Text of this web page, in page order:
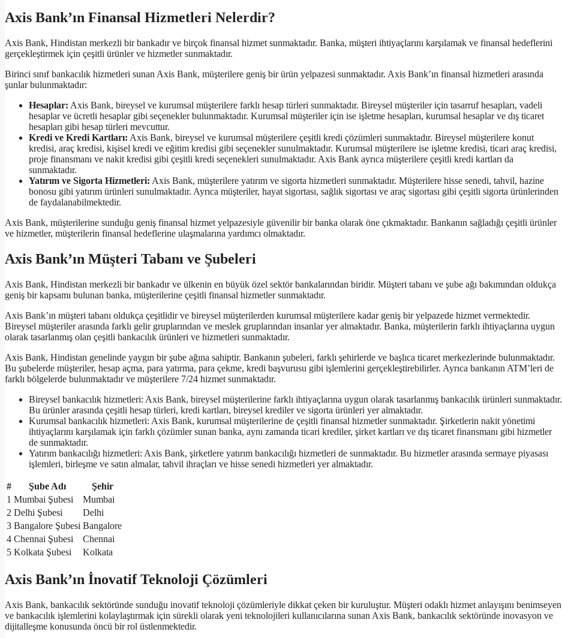
Axis Bank’ın Finansal Hizmetleri Nelerdir?
Axis Bank, Hindistan merkezli bir bankadır ve birçok finansal hizmet sunmaktadır. Banka, müşteri ihtiyaçlarını karşılamak ve finansal hedeflerini
gerçekleştirmek için çeşitli ürünler ve hizmetler sunmaktadır.
Birinci sınıf bankacılık hizmetleri sunan Axis Bank, müşterilere geniş bir ürün yelpazesi sunmaktadır. Axis Bank’ın finansal hizmetleri arasında
şunlar bulunmaktadır:
Hesaplar: Axis Bank, bireysel ve kurumsal müşterilere farklı hesap türleri sunmaktadır. Bireysel müşteriler için tasarruf hesapları, vadeli
hesaplar ve ücretli hesaplar gibi seçenekler bulunmaktadır. Kurumsal müşteriler için ise işletme hesapları, kurumsal hesaplar ve dış ticaret
hesapları gibi hesap türleri mevcuttur.
Kredi ve Kredi Kartları: Axis Bank, bireysel ve kurumsal müşterilere çeşitli kredi çözümleri sunmaktadır. Bireysel müşterilere konut
kredisi, araç kredisi, kişisel kredi ve eğitim kredisi gibi seçenekler sunulmaktadır. Kurumsal müşterilere ise işletme kredisi, ticari araç kredisi,
proje finansmanı ve nakit kredisi gibi çeşitli kredi seçenekleri sunulmaktadır. Axis Bank ayrıca müşterilere çeşitli kredi kartları da
sunmaktadır.
Yatırım ve Sigorta Hizmetleri: Axis Bank, müşterilere yatırım ve sigorta hizmetleri sunmaktadır. Müşterilere hisse senedi, tahvil, hazine
bonosu gibi yatırım ürünleri sunulmaktadır. Ayrıca müşteriler, hayat sigortası, sağlık sigortası ve araç sigortası gibi çeşitli sigorta ürünlerinden
de faydalanabilmektedir.
Axis Bank, müşterilerine sunduğu geniş finansal hizmet yelpazesiyle güvenilir bir banka olarak öne çıkmaktadır. Bankanın sağladığı çeşitli ürünler
ve hizmetler, müşterilerin finansal hedeflerine ulaşmalarına yardımcı olmaktadır.
Axis Bank’ın Müşteri Tabanı ve Şubeleri
Axis Bank, Hindistan merkezli bir bankadır ve ülkenin en büyük özel sektör bankalarından biridir. Müşteri tabanı ve şube ağı bakımından oldukça
geniş bir kapsamı bulunan banka, müşterilerine çeşitli finansal hizmetler sunmaktadır.
Axis Bank’ın müşteri tabanı oldukça çeşitlidir ve bireysel müşterilerden kurumsal müşterilere kadar geniş bir yelpazede hizmet vermektedir.
Bireysel müşteriler arasında farklı gelir gruplarından ve meslek gruplarından insanlar yer almaktadır. Banka, müşterilerin farklı ihtiyaçlarına uygun
olarak tasarlanmış olan çeşitli bankacılık ürünleri ve hizmetleri sunmaktadır.
Axis Bank, Hindistan genelinde yaygın bir şube ağına sahiptir. Bankanın şubeleri, farklı şehirlerde ve başlıca ticaret merkezlerinde bulunmaktadır.
Bu şubelerde müşteriler, hesap açma, para yatırma, para çekme, kredi başvurusu gibi işlemlerini gerçekleştirebilirler. Ayrıca bankanın ATM’leri de
farklı bölgelerde bulunmaktadır ve müşterilere 7/24 hizmet sunmaktadır.
Bireysel bankacılık hizmetleri: Axis Bank, bireysel müşterilerine farklı ihtiyaçlarına uygun olarak tasarlanmış bankacılık ürünleri sunmaktadır.
Bu ürünler arasında çeşitli hesap türleri, kredi kartları, bireysel krediler ve sigorta ürünleri yer almaktadır.
Kurumsal bankacılık hizmetleri: Axis Bank, kurumsal müşterilerine de çeşitli finansal hizmetler sunmaktadır. Şirketlerin nakit yönetimi
ihtiyaçlarını karşılamak için farklı çözümler sunan banka, aynı zamanda ticari krediler, şirket kartları ve dış ticaret finansmanı gibi hizmetler
de sunmaktadır.
Yatırım bankacılığı hizmetleri: Axis Bank, şirketlere yatırım bankacılığı hizmetleri de sunmaktadır. Bu hizmetler arasında sermaye piyasası
işlemleri, birleşme ve satın almalar, tahvil ihraçları ve hisse senedi hizmetleri yer almaktadır.
# Şube Adı
Şehir
1 Mumbai Şubesi
Mumbai
2 Delhi Şubesi
Delhi
3 Bangalore Şubesi Bangalore
4 Chennai Şubesi
Chennai
5 Kolkata Şubesi Kolkata
Axis Bank’ın İnovatif Teknoloji Çözümleri
Axis Bank, bankacılık sektöründe sunduğu inovatif teknoloji çözümleriyle dikkat çeken bir kuruluştur. Müşteri odaklı hizmet anlayışını benimseyen
ve bankacılık işlemlerini kolaylaştırmak için sürekli olarak yeni teknolojileri kullanıcılarına sunan Axis Bank, bankacılık sektöründe inovasyon ve
dijitalleşme konusunda öncü bir rol üstlenmektedir.